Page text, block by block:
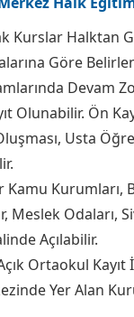
Kurslar Halktan
Göre
Devam
Olunabilir. Ön
Usta
Kamu Kurumları,
Meslek Odaları,
Açılabilir.
Ortaokul
Yer Alan